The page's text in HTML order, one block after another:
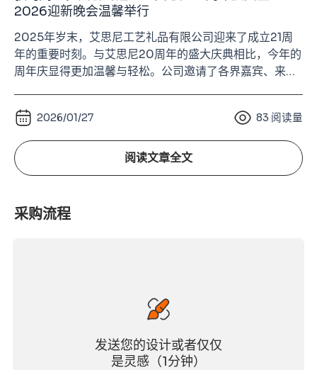
2026迎新晚会温馨举行
2025年岁末，艾思尼工艺礼品有限公司迎来了成立21周
年的重要时刻。与艾思尼20周年的盛大庆典相比，今年的
周年庆显得更加温馨与轻松。公司邀请了各界嘉宾、来自
年的成长离不开每一位同事的努力，也离不开合作伙伴的
信任与支持。这场周年庆不仅是一次年终聚会，更像是一
场属于艾思尼大家庭的团聚。 喜庆布景迎宾
2026/01/27 83 阅读量
阅读文章全文
采购流程
发送您的设计或者仅仅
是灵感（1分钟）